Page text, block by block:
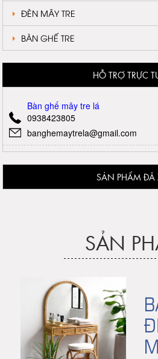
ĐÈN MÂY TRE
BÀN GHẾ TRE
HỖ TRỢ TRỰC
Bàn ghế mây tre lá
0938423805
banghemaytrela@gmail.com
SẢN PHẨM ĐÃ
SẢN